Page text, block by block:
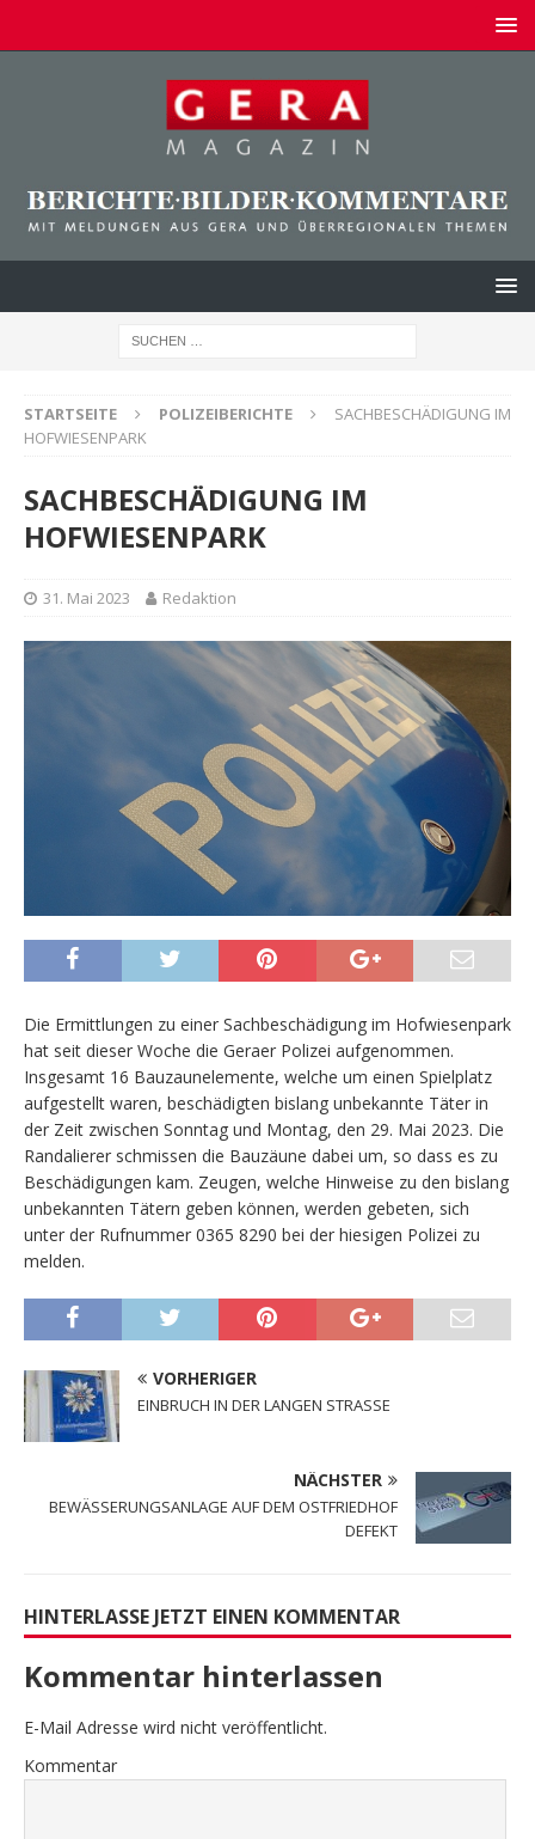
STARTSEITE POLIZEIBERICHTE
SACHBESCHÄDIGUNG IM
HOFWIESENPARK
SACHBESCHÄDIGUNG IM
HOFWIESENPARK
31. Mai 2023 Redaktion
Die Ermittlungen zu einer Sachbeschädigung im Hofwiesenpark
hat seit dieser Woche die Geraer Polizei aufgenommen.
Insgesamt 16 Bauzaunelemente, welche um einen Spielplatz
aufgestellt waren, beschädigten bislang unbekannte Täter in
der Zeit zwischen Sonntag und Montag, den 29. Mai 2023. Die
Randalierer schmissen die Bauzäune dabei um, so dass es zu
Beschädigungen kam. Zeugen, welche Hinweise zu den bislang
unbekannten Tätern geben können, werden gebeten, sich
unter der Rufnummer 0365 8290 bei der hiesigen Polizei zu
melden.
VORHERIGER
EINBRUCH IN DER LANGEN STRASSE
NÄCHSTER
BEWÄSSERUNGSANLAGE AUF DEM OSTFRIEDHOF
DEFEKT
HINTERLASSE JETZT EINEN KOMMENTAR
Kommentar hinterlassen
E-Mail Adresse wird nicht veröffentlicht.
Kommentar